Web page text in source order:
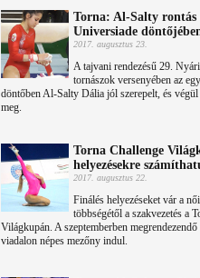
Torna: Al-Salty rontás
Universiade
2017. augusztus 23.
A tajvani rendezésű 29.
tornászok versenyében az
döntőben Al-Salty Dália jól szerepelt, és végül
meg.
Torna Challenge
helyezésekre
2017. augusztus 22.
Finálés helyezéseket vár a
többségétől a szakvezetés a
Világkupán. A szeptemberben
viadalon népes mezőny indul.